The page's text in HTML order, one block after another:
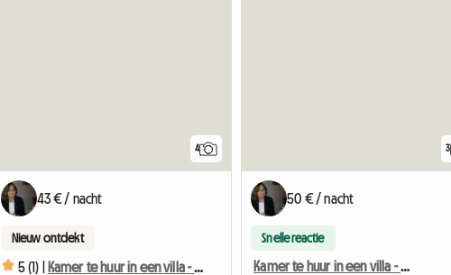
4
43 € / nacht
Nieuw ontdekt
5 (1) | Kamer te huur in een villa - Opio
3
50 € / nacht
Snelle reactie
Kamer te huur in een villa - Opio